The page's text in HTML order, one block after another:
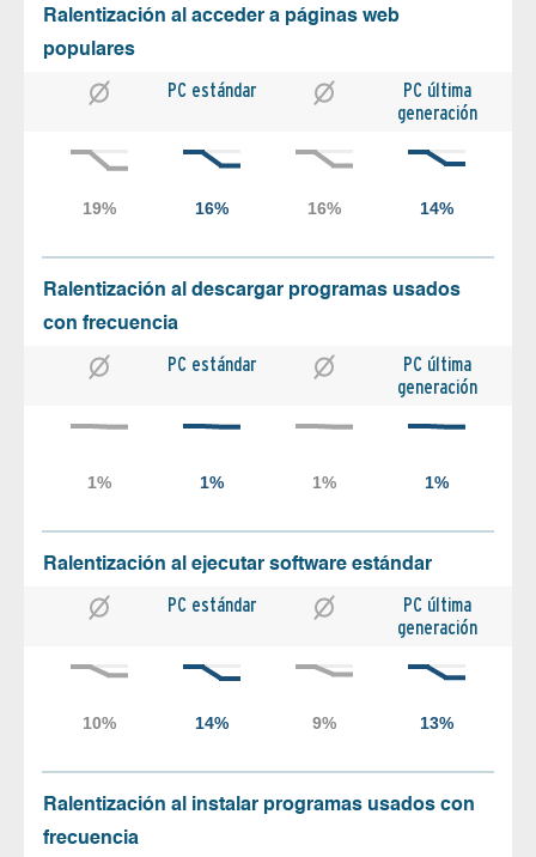
Ralentización al acceder a páginas web
populares
PC estándar
PC última
generación
Ralentización al descargar programas usados
con frecuencia
PC estándar
PC última
generación
Ralentización al ejecutar software estándar
PC estándar
PC última
generación
Ralentización al instalar programas usados con
frecuencia